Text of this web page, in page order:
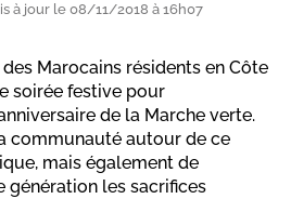
à jour le 08/11/2018 à 16h07
des Marocains résidents en Côte
soirée festive pour
de la Marche verte.
communauté autour de ce
mais également de
génération les sacrifices